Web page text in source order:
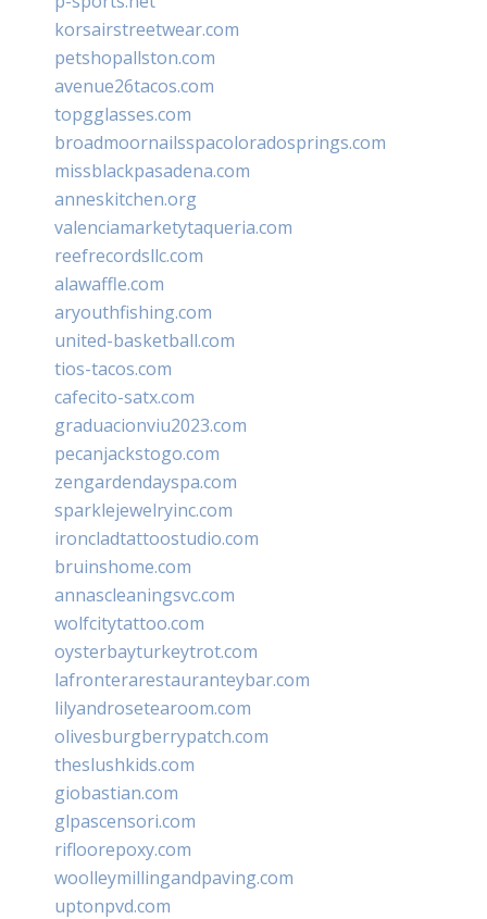
korsairstreetwear.com
petshopallston.com
avenue26tacos.com
topgglasses.com
broadmoornailsspacoloradosprings.com
missblackpasadena.com
anneskitchen.org
valenciamarketytaqueria.com
reefrecordsllc.com
alawaffle.com
aryouthfishing.com
united-basketball.com
tios-tacos.com
cafecito-satx.com
graduacionviu2023.com
pecanjackstogo.com
zengardendayspa.com
sparklejewelryinc.com
ironcladtattoostudio.com
bruinshome.com
annascleaningsvc.com
wolfcitytattoo.com
oysterbayturkeytrot.com
lafronterarestauranteybar.com
lilyandrosetearoom.com
olivesburgberrypatch.com
theslushkids.com
giobastian.com
glpascensori.com
rifloorepoxy.com
woolleymillingandpaving.com
uptonpvd.com